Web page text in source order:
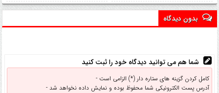
بدون دیدگاه
شما هم می توانید دیدگاه خود را ثبت کنید
کامل کردن گزینه های ستاره دار (*) الزامی است -
آدرس پست الکترونیکی شما محفوظ بوده و نمایش داده نخواهد شد -